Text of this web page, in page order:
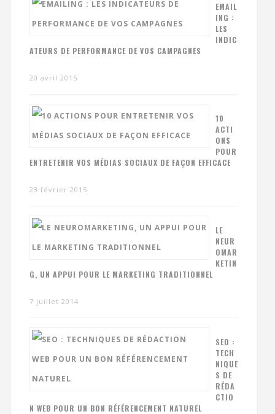
EMAIL
ING :
LES
INDIC
ATEURS DE PERFORMANCE DE VOS CAMPAGNES
20 avril 2015
10
ACTI
ONS
POUR
ENTRETENIR VOS MÉDIAS SOCIAUX DE FAÇON EFFICACE
23 février 2015
LE
NEUR
OMAR
KETIN
G, UN APPUI POUR LE MARKETING TRADITIONNEL
7 juillet 2014
SEO :
TECH
NIQUE
S DE
RÉDA
CTIO
N WEB POUR UN BON RÉFÉRENCEMENT NATUREL